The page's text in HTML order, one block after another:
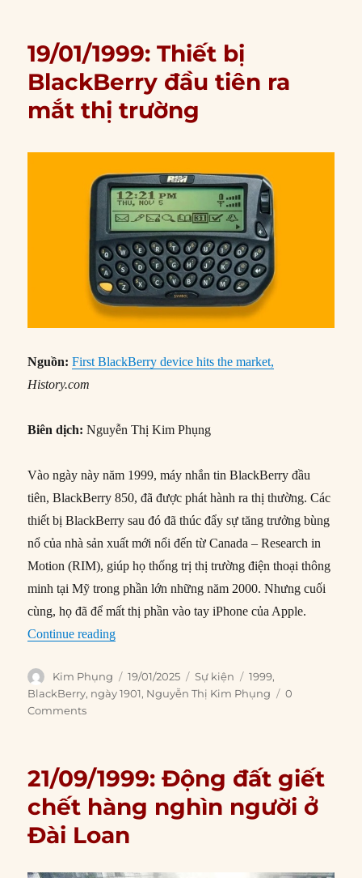
19/01/1999: Thiết bị
BlackBerry đầu tiên ra
mắt thị trường
Nguồn:First BlackBerry device hits the market,
History.com
Biên dịch:Nguyễn Thị Kim Phụng
Vào ngày này năm 1999, máy nhắn tin BlackBerry đầu
tiên, BlackBerry 850, đã được phát hành ra thị thường. Các
thiết bị BlackBerry sau đó đã thúc đẩy sự tăng trưởng bùng
nổ của nhà sản xuất mới nổi đến từ Canada – Research in
Motion (RIM), giúp họ thống trị thị trường điện thoại thông
minh tại Mỹ trong phần lớn những năm 2000. Nhưng cuối
cùng, họ đã để mất thị phần vào tay iPhone của Apple.
Continue reading“19/01/1999: Thiết bị BlackBerry đầu tiên ra
Author
Kim Phụng
Posted
on
19/01/2025 Categories
Sự kiện Tags
1999,
BlackBerry, ngày 1901, Nguyễn Thị Kim Phụng
0
Comments
21/09/1999: Động đất giết
chết hàng nghìn người ở
Đài Loan